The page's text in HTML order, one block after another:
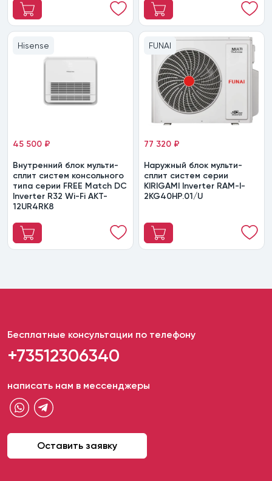
Hisense
Внутренний блок мульти-
сплит систем консольного
типа серии FREE Match DC
Inverter R32 Wi-Fi AKT-
12UR4RK8
45 500 ₽
FUNAI
Наружный блок мульти-
сплит систем серии
KIRIGAMI Inverter RAM-I-
2KG40HP.01/U
77 320 ₽
Бесплатные консультации по телефону
+73512306340
написать нам в мессенджеры
Оставить заявку